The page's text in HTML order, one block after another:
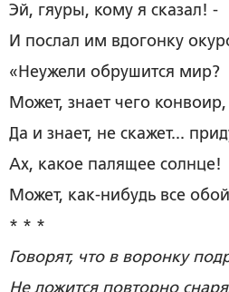
Эй, гяуры, кому я сказал! -
И послал им вдогонку
«Неужели обрушится мир?
Может, знает чего конвоир,
Да и знает, не скажет...
Ах, какое палящее солнце!
Может, как-нибудь все
* * *
Говорят, что в воронку
Не ложится повторно